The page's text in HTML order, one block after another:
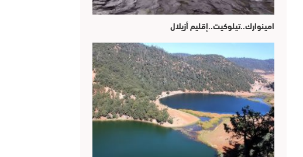
امينوارك..تيلوكيت..إقليم أزيلال